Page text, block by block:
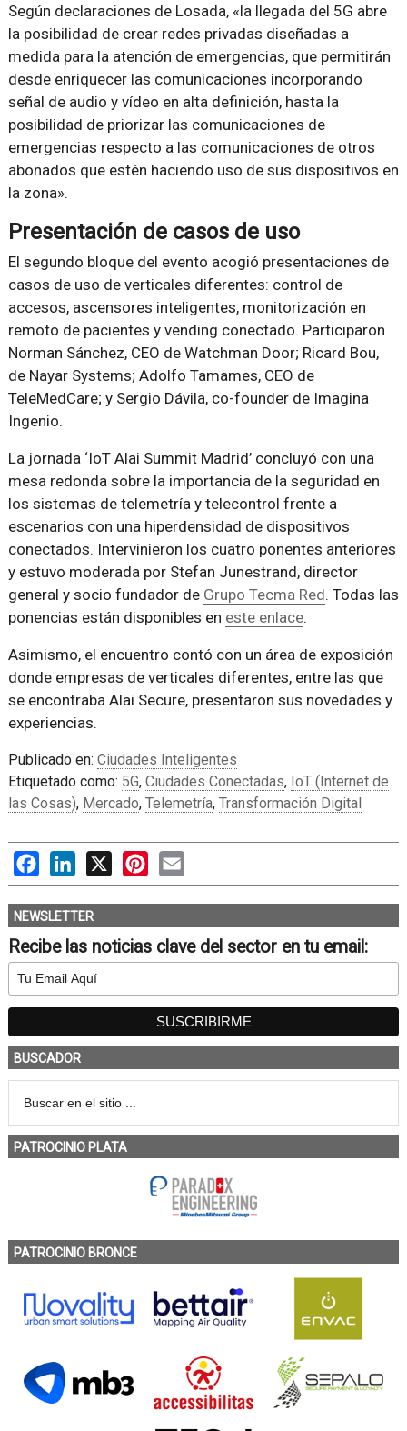
Según declaraciones de Losada, «la llegada del 5G abre
la posibilidad de crear redes privadas diseñadas a
medida para la atención de emergencias, que permitirán
desde enriquecer las comunicaciones incorporando
señal de audio y vídeo en alta definición, hasta la
posibilidad de priorizar las comunicaciones de
emergencias respecto a las comunicaciones de otros
abonados que estén haciendo uso de sus dispositivos en
la zona».
Presentación de casos de uso
El segundo bloque del evento acogió presentaciones de
casos de uso de verticales diferentes: control de
accesos, ascensores inteligentes, monitorización en
remoto de pacientes y vending conectado. Participaron
Norman Sánchez, CEO de Watchman Door; Ricard Bou,
de Nayar Systems; Adolfo Tamames, CEO de
TeleMedCare; y Sergio Dávila, co-founder de Imagina
Ingenio.
La jornada ‘IoT Alai Summit Madrid’ concluyó con una
mesa redonda sobre la importancia de la seguridad en
los sistemas de telemetría y telecontrol frente a
escenarios con una hiperdensidad de dispositivos
conectados. Intervinieron los cuatro ponentes anteriores
y estuvo moderada por Stefan Junestrand, director
general y socio fundador de Grupo Tecma Red. Todas las
ponencias están disponibles en este enlace.
Asimismo, el encuentro contó con un área de exposición
donde empresas de verticales diferentes, entre las que
se encontraba Alai Secure, presentaron sus novedades y
experiencias.
Publicado en: Ciudades Inteligentes
Etiquetado como: 5G, Ciudades Conectadas, IoT (Internet de
las Cosas), Mercado, Telemetría, Transformación Digital
FacebookLinkedIn
X PinterestEmail
NEWSLETTER
Recibe las noticias clave del sector en tu email:
BUSCADOR
PATROCINIO PLATA
PATROCINIO BRONCE